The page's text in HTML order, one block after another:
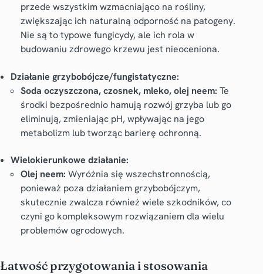
przede wszystkim wzmacniająco na rośliny,
zwiększając ich naturalną odporność na patogeny.
Nie są to typowe fungicydy, ale ich rola w
budowaniu zdrowego krzewu jest nieoceniona.
Działanie grzybobójcze/fungistatyczne:
Soda oczyszczona, czosnek, mleko, olej neem: Te
środki bezpośrednio hamują rozwój grzyba lub go
eliminują, zmieniając pH, wpływając na jego
metabolizm lub tworząc barierę ochronną.
Wielokierunkowe działanie:
Olej neem: Wyróżnia się wszechstronnością,
ponieważ poza działaniem grzybobójczym,
skutecznie zwalcza również wiele szkodników, co
czyni go kompleksowym rozwiązaniem dla wielu
problemów ogrodowych.
Łatwość przygotowania i stosowania